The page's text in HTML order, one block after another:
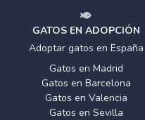
GATOS EN ADOPCIÓN
Adoptar gatos en España
Gatos en Madrid
Gatos en Barcelona
Gatos en Valencia
Gatos en Sevilla